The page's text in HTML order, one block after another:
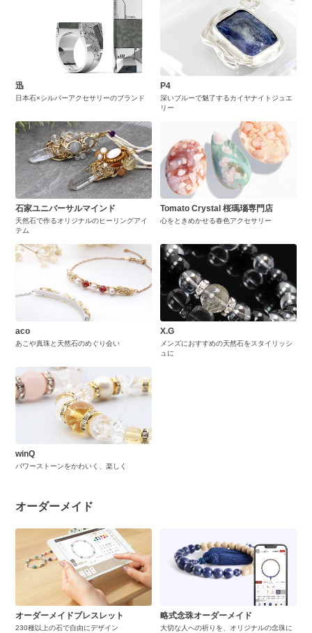
迅
日本石×シルバーアクセサリーのブランド
P4
深いブルーで魅了するカイヤナイトジュエ
リー
石家ユニバーサルマインド
天然石で作るオリジナルのヒーリングアイ
テム
Tomato Crystal 桜瑪瑙専門店
心をときめかせる春色アクセサリー
aco
あこや真珠と天然石のめぐり会い
X.G
メンズにおすすめの天然石をスタイリッシ
ュに
winQ
パワーストーンをかわいく、楽しく
オーダーメイド
オーダーメイドブレスレット
230種以上の石で自由にデザイン
略式念珠オーダーメイド
大切な人への祈りを、オリジナルの念珠に